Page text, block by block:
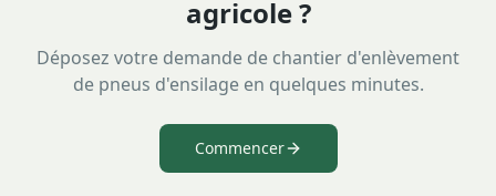
agricole ?
Déposez votre demande de chantier d'enlèvement
de pneus d'ensilage en quelques minutes.
Commencer